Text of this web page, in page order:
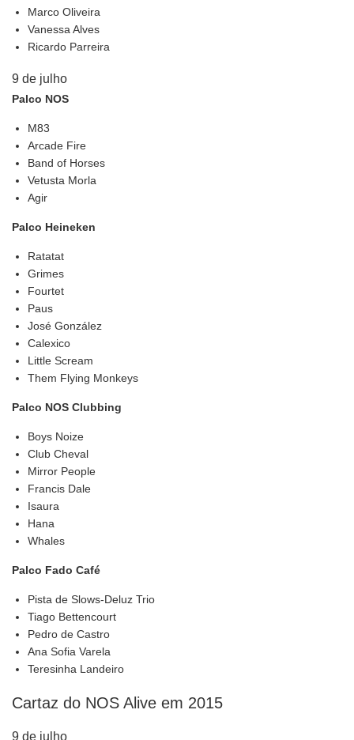
Marco Oliveira
Vanessa Alves
Ricardo Parreira
9 de julho
Palco NOS
M83
Arcade Fire
Band of Horses
Vetusta Morla
Agir
Palco Heineken
Ratatat
Grimes
Fourtet
Paus
José González
Calexico
Little Scream
Them Flying Monkeys
Palco NOS Clubbing
Boys Noize
Club Cheval
Mirror People
Francis Dale
Isaura
Hana
Whales
Palco Fado Café
Pista de Slows-Deluz Trio
Tiago Bettencourt
Pedro de Castro
Ana Sofia Varela
Teresinha Landeiro
Cartaz do NOS Alive em 2015
9 de julho